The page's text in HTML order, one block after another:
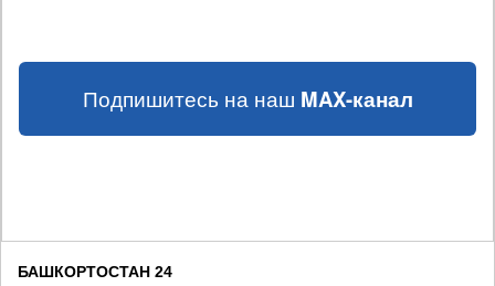
Подпишитесь на наш MAX-канал
БАШКОРТОСТАН 24